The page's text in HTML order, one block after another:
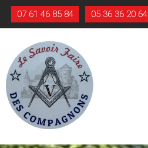
07 61 46 85 84 05 36 36 20 64